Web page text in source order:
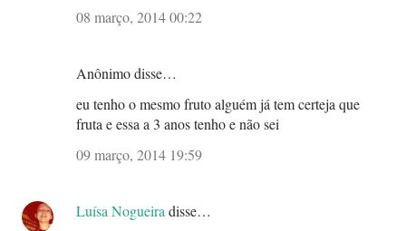
08 março, 2014 00:22
Anônimo disse…
eu tenho o mesmo fruto alguém já tem certeja que
fruta e essa a 3 anos tenho e não sei
09 março, 2014 19:59
Luísa Nogueiradisse…